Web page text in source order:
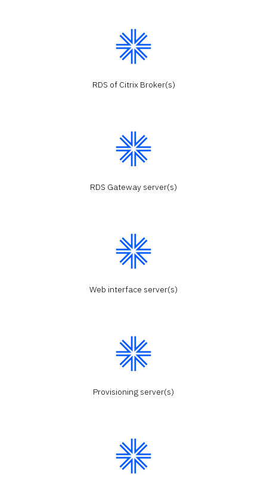
RDS of Citrix Broker(s)
RDS Gateway server(s)
Web interface server(s)
Provisioning server(s)